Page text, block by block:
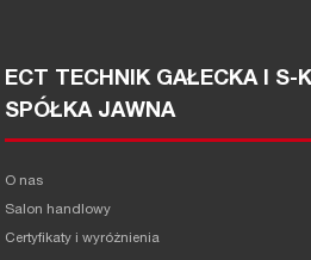
ECT TECHNIK GAŁECKA I S-
SPÓŁKA JAWNA
O nas
Salon handlowy
Certyfikaty i wyróżnienia